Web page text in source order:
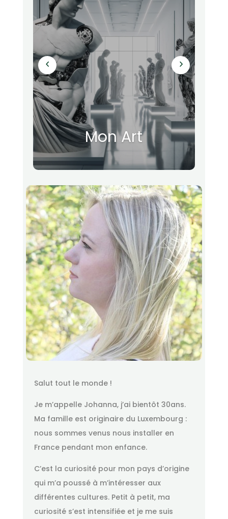
Mon Art
Salut tout le monde !
Je m’appelle Johanna, j’ai bientôt 30ans.
Ma famille est originaire du Luxembourg :
nous sommes venus nous installer en
France pendant mon enfance.
C’est la curiosité pour mon pays d’origine
qui m’a poussé à m’intéresser aux
différentes cultures. Petit à petit, ma
curiosité s’est intensifiée et je me suis